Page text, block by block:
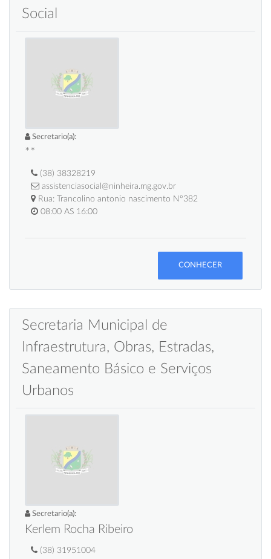
Social
Secretario(a):
**
(38) 38328219
assistenciasocial@ninheira.mg.gov.br
Rua: Trancolino antonio nascimento Nº382
08:00 AS 16:00
CONHECER
Secretaria Municipal de
Infraestrutura, Obras, Estradas,
Saneamento Básico e Serviços
Urbanos
Secretario(a):
Kerlem Rocha Ribeiro
(38) 31951004